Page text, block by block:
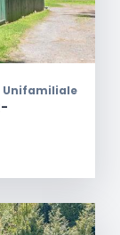
Unifamiliale